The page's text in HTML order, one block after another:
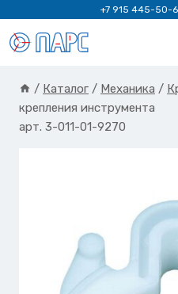
содержимому
+7 915 445-50-
/ Каталог / Механика /
крепления инструмента
арт. 3-011-01-9270